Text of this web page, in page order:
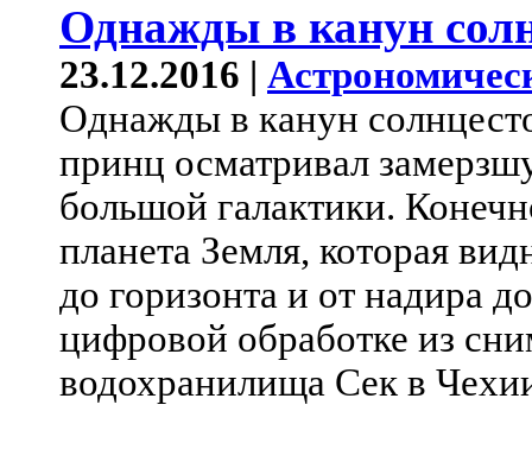
Однажды в канун
23.12.2016 |
Однажды в канун
принц осматривал
большой галактики.
планета Земля, которая
до горизонта и от надира
цифровой обработке из
водохранилища Сек в